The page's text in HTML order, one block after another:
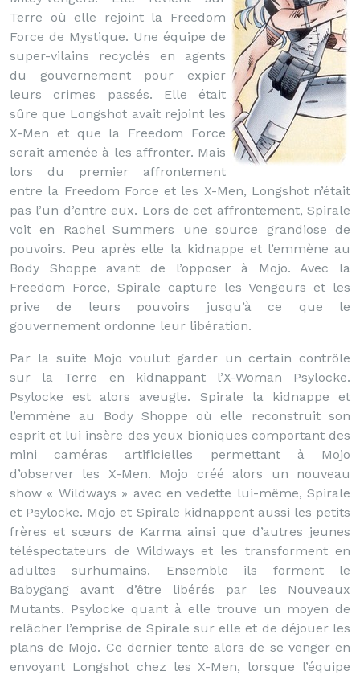
Terre où elle rejoint la Freedom
Force de Mystique. Une équipe de
super-vilains recyclés en agents
du gouvernement pour expier
leurs crimes passés. Elle était
sûre que Longshot avait rejoint les
X-Men et que la Freedom Force
serait amenée à les affronter. Mais
lors du premier affrontement
entre la Freedom Force et les X-Men, Longshot n’était
pas l’un d’entre eux. Lors de cet affrontement, Spirale
voit en Rachel Summers une source grandiose de
pouvoirs. Peu après elle la kidnappe et l’emmène au
Body Shoppe avant de l’opposer à Mojo. Avec la
Freedom Force, Spirale capture les Vengeurs et les
prive de leurs pouvoirs jusqu’à ce que le
gouvernement ordonne leur libération.
Par la suite Mojo voulut garder un certain contrôle
sur la Terre en kidnappant l’X-Woman Psylocke.
Psylocke est alors aveugle. Spirale la kidnappe et
l’emmène au Body Shoppe où elle reconstruit son
esprit et lui insère des yeux bioniques comportant des
mini caméras artificielles permettant à Mojo
d’observer les X-Men. Mojo créé alors un nouveau
show « Wildways » avec en vedette lui-même, Spirale
et Psylocke. Mojo et Spirale kidnappent aussi les petits
frères et sœurs de Karma ainsi que d’autres jeunes
téléspectateurs de Wildways et les transforment en
adultes surhumains. Ensemble ils forment le
Babygang avant d’être libérés par les Nouveaux
Mutants. Psylocke quant à elle trouve un moyen de
relâcher l’emprise de Spirale sur elle et de déjouer les
plans de Mojo. Ce dernier tente alors de se venger en
envoyant Longshot chez les X-Men, lorsque l’équipe